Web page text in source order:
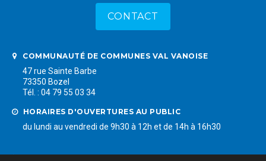
CONTACT
COMMUNAUTÉ DE COMMUNES VAL VANOISE
47 rue Sainte Barbe
73350 Bozel
Tél. : 04 79 55 03 34
HORAIRES D'OUVERTURES AU PUBLIC
du lundi au vendredi de 9h30 à 12h et de 14h à 16h30